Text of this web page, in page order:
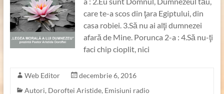
care te-a scos din ţara Egiptului, din
casa robiei. 3.Să nu ai alţi dumnezei
afară de Mine. Porunca 2-a : 4.Să nu-ţi
faci chip cioplit, nici
Web Editor
decembrie 6, 2016
Autori, Doroftei Aristide, Emisiuni radio